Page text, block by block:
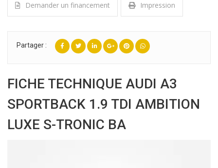
Demander un financement Impression
Partager :
FICHE TECHNIQUE AUDI A3
SPORTBACK 1.9 TDI AMBITION
LUXE S-TRONIC BA